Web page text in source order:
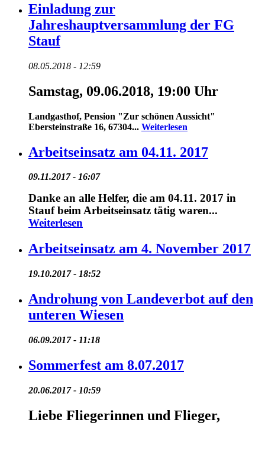
Einladung zur
Jahreshauptversammlung der FG
Stauf
08.05.2018 - 12:59
Samstag, 09.06.2018, 19:00 Uhr
Landgasthof, Pension "Zur schönen Aussicht"
Ebersteinstraße 16, 67304... Weiterlesen
Arbeitseinsatz am 04.11. 2017
09.11.2017 - 16:07
Danke an alle Helfer, die am 04.11. 2017 in
Stauf beim Arbeitseinsatz tätig waren...
Weiterlesen
Arbeitseinsatz am 4. November 2017
19.10.2017 - 18:52
Androhung von Landeverbot auf den
unteren Wiesen
06.09.2017 - 11:18
Sommerfest am 8.07.2017
20.06.2017 - 10:59
Liebe Fliegerinnen und Flieger,